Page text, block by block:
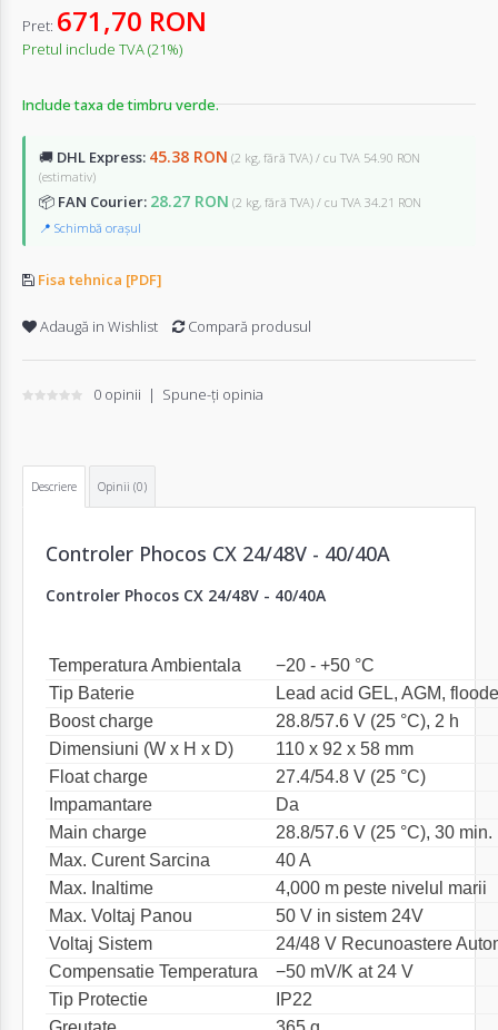
Pret: 671,70 RON
Pretul include TVA (21%)
Include taxa de timbru verde.
🚚 DHL Express: 45.38 RON (2 kg, fără TVA) / cu TVA 54.90 RON
(estimativ)
📦 FAN Courier: 28.27 RON (2 kg, fără TVA) / cu TVA 34.21 RON
📍 Schimbă orașul
Fisa tehnica [PDF]
Adaugă in Wishlist Compară produsul
0 opinii | Spune-ţi opinia
Descriere Opinii (0)
Controler Phocos CX 24/48V - 40/40A
Controler Phocos CX 24/48V - 40/40A
Temperatura Ambientala
−20 - +50 °C
Tip Baterie
Lead acid GEL, AGM,
Boost charge
28.8/57.6 V (25 °C), 2 h
Dimensiuni (W x H x D)
110 x 92 x 58 mm
Float charge
27.4/54.8 V (25 °C)
Impamantare
Da
Main charge
28.8/57.6 V (25 °C), 30 min.
Max. Curent Sarcina
40 A
Max. Inaltime
4,000 m peste nivelul marii
Max. Voltaj Panou
50 V in sistem 24V
Voltaj Sistem
24/48 V Recunoastere
Compensatie Temperatura
−50 mV/K at 24 V
Tip Protectie
IP22